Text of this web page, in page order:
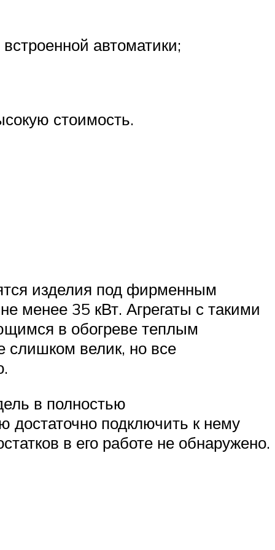
автоматики;
стоимость.
изделия под фирменным
менее 35 кВт. Агрегаты с такими
в обогреве теплым
слишком велик, но все
в полностью
достаточно подключить к нему
в его работе не обнаружено.